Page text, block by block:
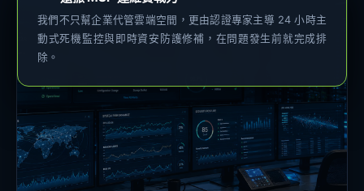
我們不只幫企業代管雲端空間，更由認證專家主導 24 小時主
動式死機監控與即時資安防護修補，在問題發生前就完成排
除。